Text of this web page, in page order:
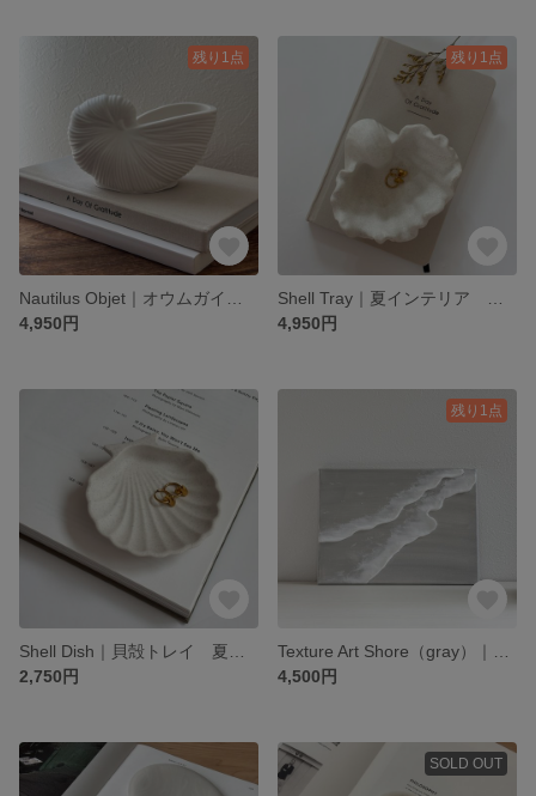
残り1点
4,950円
残り1点
4,950円
2,750円
残り1点
4,500円
SOLD OUT